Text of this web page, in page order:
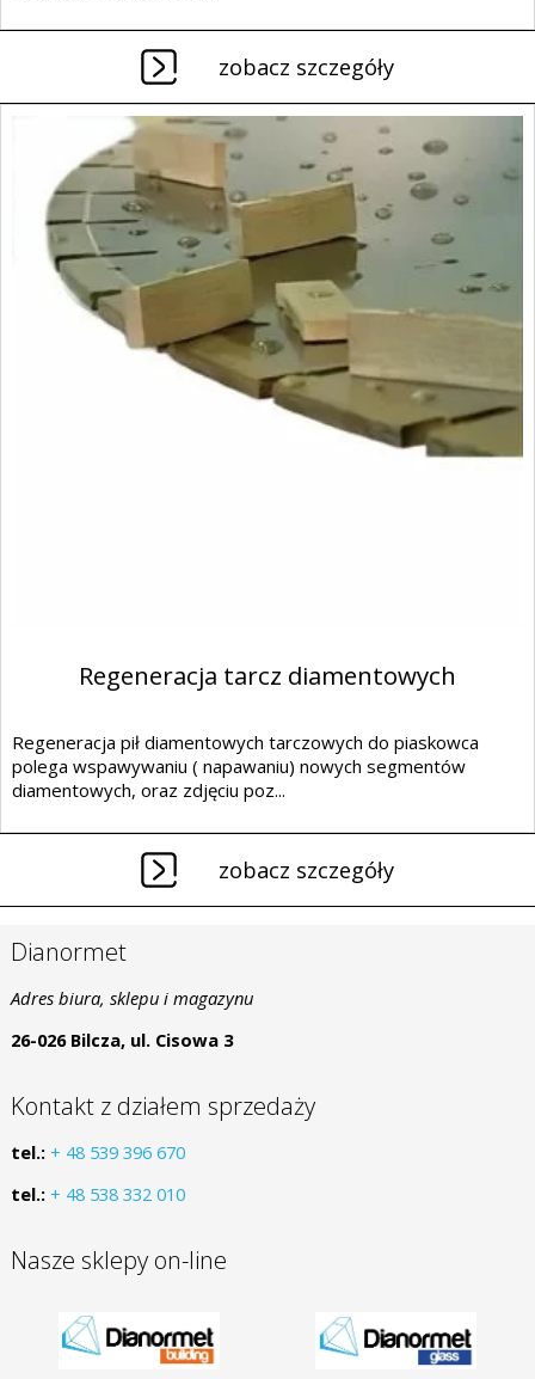
zobacz szczegóły
Regeneracja tarcz diamentowych
Regeneracja pił diamentowych tarczowych do piaskowca
polega wspawywaniu ( napawaniu) nowych segmentów
diamentowych, oraz zdjęciu poz...
zobacz szczegóły
Dianormet
Adres biura, sklepu i magazynu
26-026 Bilcza, ul. Cisowa 3
Kontakt z działem sprzedaży
tel.: + 48 539 396 670
tel.: + 48 538 332 010
Nasze sklepy on-line